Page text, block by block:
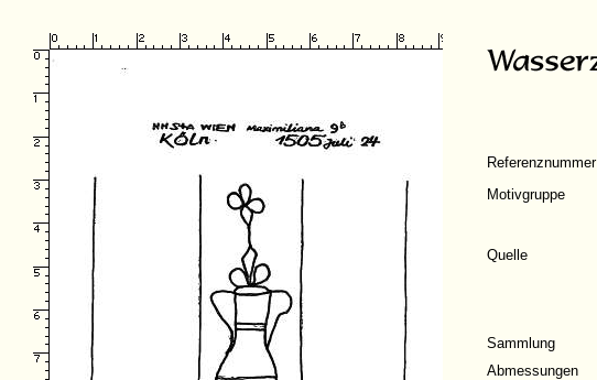
Referenznummer
Motivgruppe
Quelle
Sammlung
Abmessungen